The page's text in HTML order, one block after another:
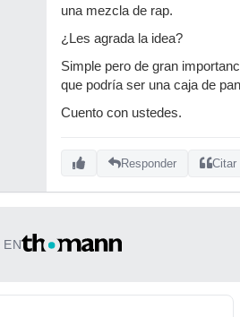
una mezcla de rap.
¿Les agrada la idea?
Simple pero de gran
que podría ser una caja de
Cuento con ustedes.
Responder Citar
EN